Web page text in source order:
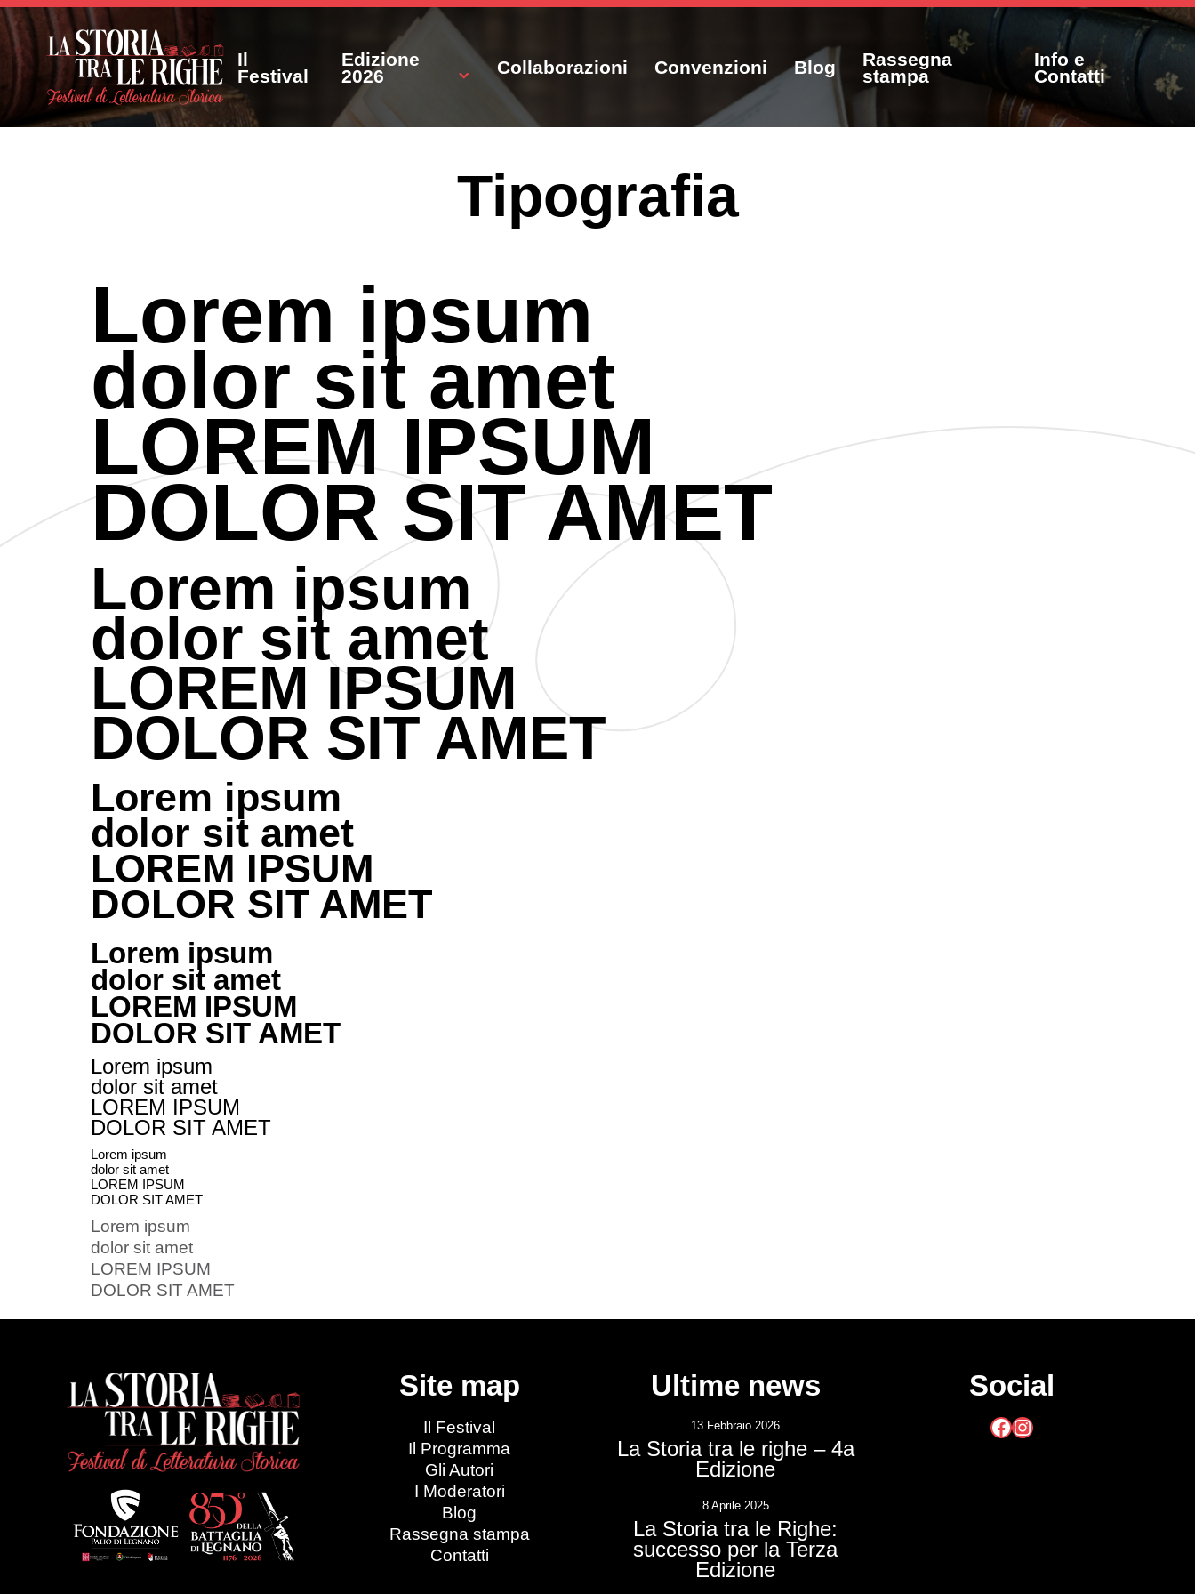
Il
Festival
Edizione
2026
Collaborazioni Convenzioni Blog
Rassegna
stampa
Info e
Contatti
Tipografia
Lorem ipsum
dolor sit amet
LOREM IPSUM
DOLOR SIT AMET
Lorem ipsum
dolor sit amet
LOREM IPSUM
DOLOR SIT AMET
Lorem ipsum
dolor sit amet
LOREM IPSUM
DOLOR SIT AMET
Lorem ipsum
dolor sit amet
LOREM IPSUM
DOLOR SIT AMET
Lorem ipsum
dolor sit amet
LOREM IPSUM
DOLOR SIT AMET
Lorem ipsum
dolor sit amet
LOREM IPSUM
DOLOR SIT AMET
Lorem ipsum
dolor sit amet
LOREM IPSUM
DOLOR SIT AMET
Site map
Il Festival
Il Programma
Gli Autori
I Moderatori
Blog
Rassegna stampa
Contatti
Ultime news
13 Febbraio 2026
La Storia tra le righe – 4a
Edizione
8 Aprile 2025
La Storia tra le Righe:
successo per la Terza
Edizione
Social
Facebook Instagram